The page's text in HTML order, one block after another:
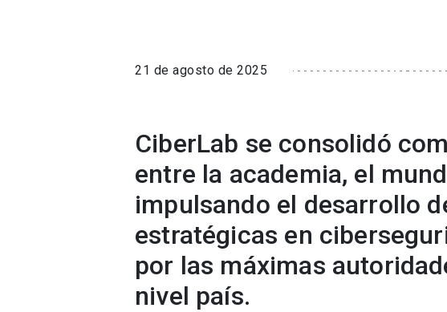
21 de agosto de 2025
CiberLab se consolidó
entre la academia, el
impulsando el desarrollo
estratégicas en
por las máximas
nivel país.